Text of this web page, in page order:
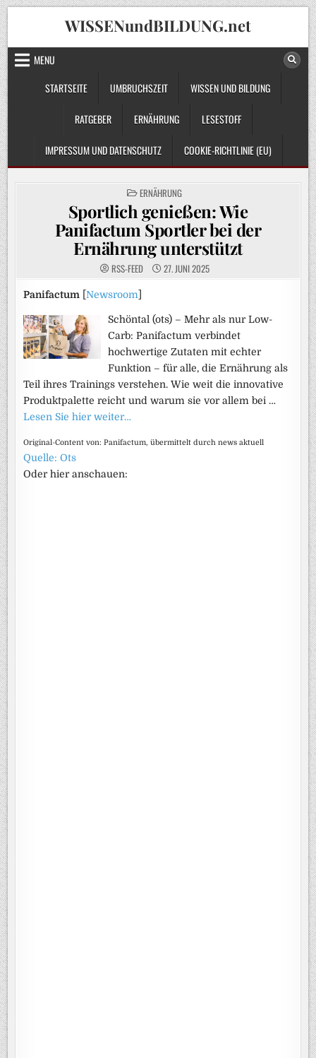
Skip
to
content
WISSENundBILDUNG.net
MENU
STARTSEITE
UMBRUCHSZEIT WISSEN UND BILDUNG
RATGEBER ERNÄHRUNG LESESTOFF
IMPRESSUM UND DATENSCHUTZ COOKIE-RICHTLINIE (EU)
POSTED
IN
ERNÄHRUNG
Sportlich genießen: Wie
Panifactum Sportler bei der
Ernährung unterstützt
RSS-FEED 27. JUNI 2025
Panifactum [Newsroom
Schöntal (ots) – Mehr als nur Low-
Carb: Panifactum verbindet
hochwertige Zutaten mit echter
Funktion – für alle, die Ernährung als
Teil ihres Trainings verstehen. Wie weit die innovative
Produktpalette reicht und warum sie vor allem bei …
Lesen Sie hier weiter…
Original-Content von: Panifactum, übermittelt durch news aktuell
Quelle: Ots
Oder hier anschauen: